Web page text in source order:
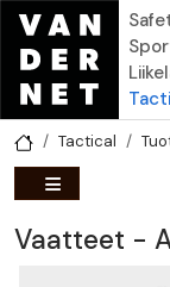
Hyppää pääsisältöön
Tactical
Vaatteet -